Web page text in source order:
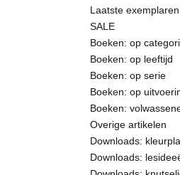
Laatste exemplaren
SALE
Boeken: op
Boeken: op leeftijd
Boeken: op serie
Boeken: op
Boeken:
Overige artikelen
Downloads:
Downloads: